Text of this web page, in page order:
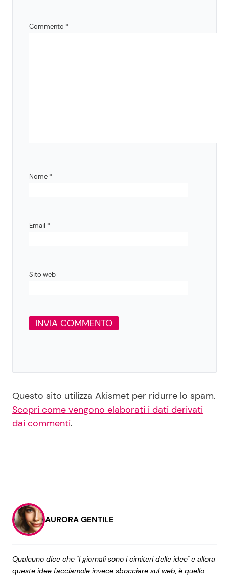
Commento *
Nome *
Email *
Sito web
Questo sito utilizza Akismet per ridurre lo spam.
Scopri come vengono elaborati i dati derivati
dai commenti.
AURORA GENTILE
Qualcuno dice che "I giornali sono i cimiteri delle idee" e allora
queste idee facciamole invece sbocciare sul web, è quello